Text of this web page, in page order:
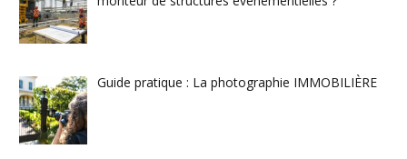
Guide pratique : La photographie IMMOBILIÈRE